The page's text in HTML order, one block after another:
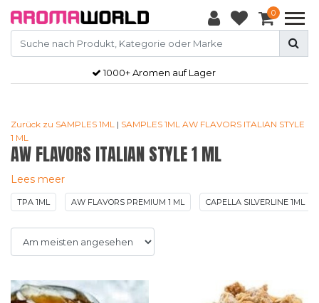
0
Gratisverzendkosten vanaf €50,-
Zurück zu SAMPLES 1ML | SAMPLES 1ML AW FLAVORS ITALIAN STYLE
1 ML
AW FLAVORS ITALIAN STYLE 1 ML
Lees meer
TPA 1ML AW FLAVORS PREMIUM 1 ML CAPELLA SILVERLINE 1ML